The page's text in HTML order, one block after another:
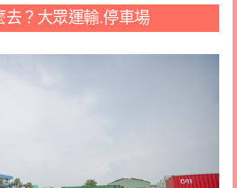
去？大眾運輸.停車場